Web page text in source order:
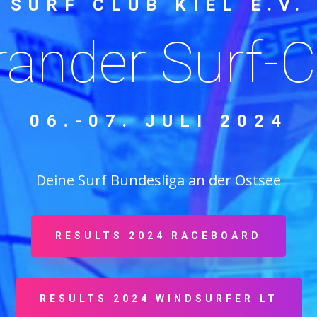
SURF CLUB KIEL E.V.
Surf-
06.-07. JULI 2024
Deine Surf Bundesliga an der Ostsee
RESULTS 2024 RACEBOARD
RESULTS 2024 WINDSURFER LT